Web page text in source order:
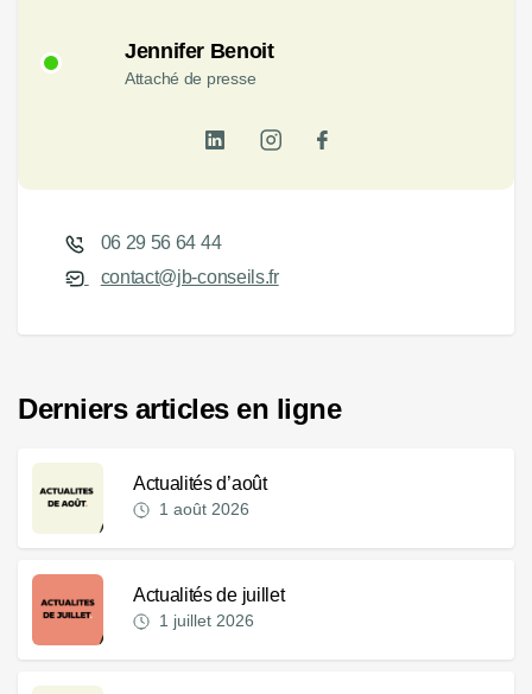
Jennifer Benoit
Attaché de presse
06 29 56 64 44
contact@jb-conseils.fr
Derniers articles en ligne
Actualités d’août
1 août 2026
Actualités de juillet
1 juillet 2026